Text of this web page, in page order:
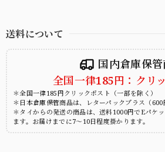
送料について
国内倉庫保
全国一律185円：クリ
＊全国一律185円クリックポスト（一部を除く）
＊日本倉庫保管商品は、レターパックプラス（600
＊タイからの発送の商品は、送料1000円でEパケ
ます。お届けまでに7～10日程度掛かります。